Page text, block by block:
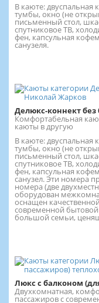
В каюте: двуспальная
тумбы, окно (не
письменный стол,
спутниковое ТВ,
фен, капсульная
санузеля.
Делюкс-коннект без
Комфортабельная
каюты в другую
В каюте: двуспальная
тумбы, окно (не
письменный стол,
спутниковое ТВ,
фен, капсульная
санузел. Эти номера
номера (две
оборудован
оснащен
современной
большой семьи,
Люкс с балконом
Двухкомнатная,
пассажиров с